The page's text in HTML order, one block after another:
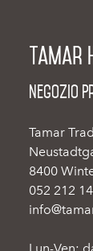
Tamar
Negozio
Tamar
8400
052 212